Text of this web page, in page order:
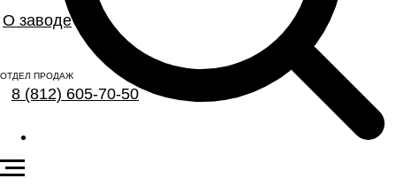
О заводе
ОТДЕЛ ПРОДАЖ
8 (812) 605-70-50